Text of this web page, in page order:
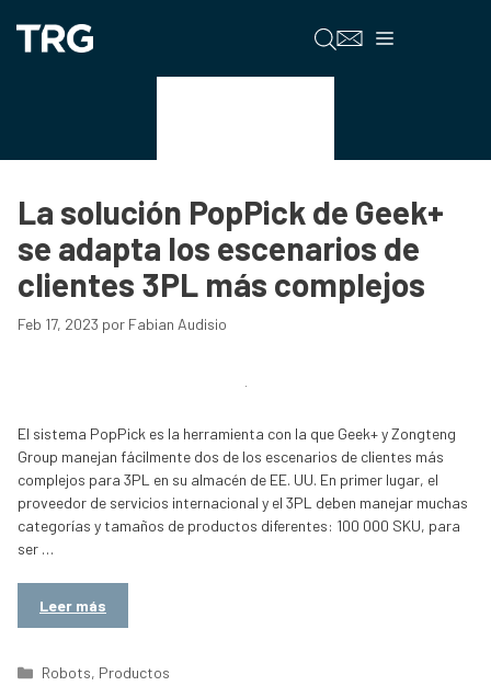
contenido
Menú
La solución PopPick de Geek+
se adapta los escenarios de
clientes 3PL más complejos
Feb 17, 2023 por Fabian Audisio
El sistema PopPick es la herramienta con la que Geek+ y Zongteng
Group manejan fácilmente dos de los escenarios de clientes más
complejos para 3PL en su almacén de EE. UU. En primer lugar, el
proveedor de servicios internacional y el 3PL deben manejar muchas
categorías y tamaños de productos diferentes: 100 000 SKU, para
ser …
Leer más
Categorías
Robots, Productos